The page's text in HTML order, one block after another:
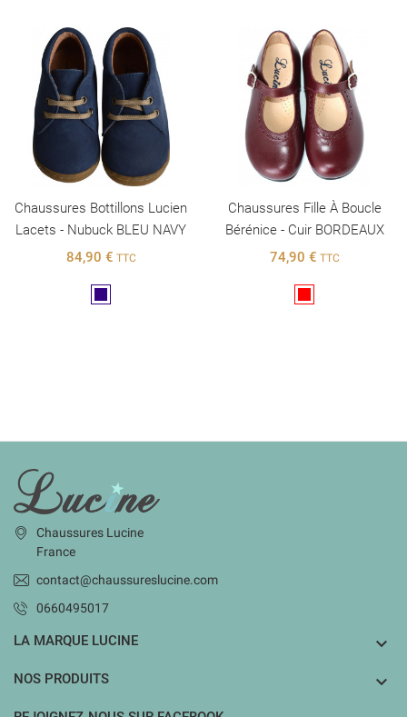
Chaussures Bottillons Lucien
Lacets - Nubuck BLEU NAVY
84,90 € TTC
Chaussures Fille À Boucle
Bérénice - Cuir BORDEAUX
74,90 € TTC
INFORMATIONS
Chaussures Lucine
France
contact@chaussureslucine.com
0660495017
LA MARQUE LUCINE 
NOS PRODUITS 